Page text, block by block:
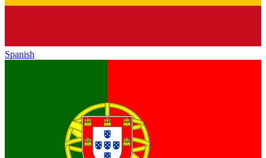
Spanish